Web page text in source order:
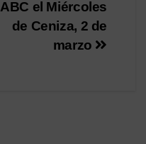
ABC el Miércoles
de Ceniza, 2 de
marzo